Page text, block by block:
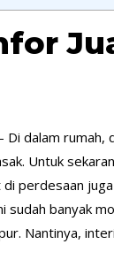
- Di dalam rumah,
Untuk
perdesaan
sudah banyak
Nantinya,